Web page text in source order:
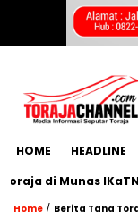
HOME HEADLINE
di Munas IKaTNus
Home / Berita Tana